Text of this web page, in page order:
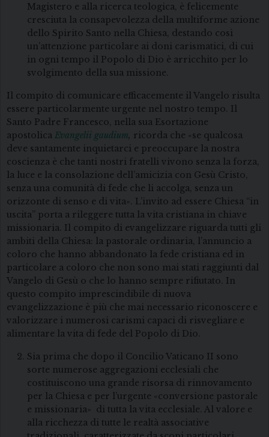
Magistero e alla ricerca teologica, è felicemente
cresciuta la consapevolezza della multiforme azione
dello Spirito Santo nella Chiesa, destando così
un’attenzione particolare ai doni carismatici, di cui
in ogni tempo il Popolo di Dio è arricchito per lo
svolgimento della sua missione.
Il compito di comunicare efficacemente il Vangelo risulta
essere particolarmente urgente nel nostro tempo. Il
Santo Padre Francesco, nella sua Esortazione
apostolica Evangelii gaudium, ricorda che «se qualcosa
deve santamente inquietarci e preoccupare la nostra
coscienza è che tanti nostri fratelli vivono senza la forza,
la luce e la consolazione dell’amicizia con Gesù Cristo,
senza una comunità di fede che li accolga, senza un
orizzonte di senso e di vita». L’invito ad essere Chiesa “in
uscita” porta a rileggere tutta la vita cristiana in chiave
missionaria. Il compito di evangelizzare riguarda tutti gli
ambiti della Chiesa: la pastorale ordinaria, l’annuncio a
coloro che hanno abbandonato la fede cristiana ed in
particolare a coloro che non sono mai stati raggiunti dal
Vangelo di Gesù o che lo hanno sempre rifiutato. In
questo compito imprescindibile di nuova
evangelizzazione è più che mai necessario riconoscere e
valorizzare i numerosi carismi capaci di risvegliare e
alimentare la vita di fede del Popolo di Dio.
Sia prima che dopo il Concilio Vaticano II sono
sorte numerose aggregazioni ecclesiali che
costituiscono una grande risorsa di rinnovamento
per la Chiesa e per l’urgente «conversione pastorale
e missionaria» di tutta la vita ecclesiale. Al valore e
alla ricchezza di tutte le realtà associative